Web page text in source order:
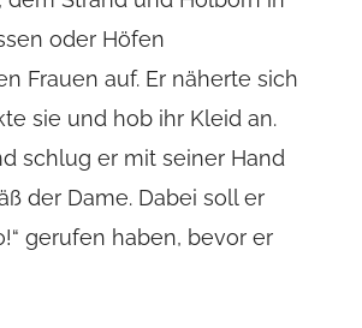
oder Höfen
Frauen auf. Er näherte sich
sie und hob ihr Kleid an.
schlug er mit seiner Hand
der Dame. Dabei soll er
gerufen haben, bevor er